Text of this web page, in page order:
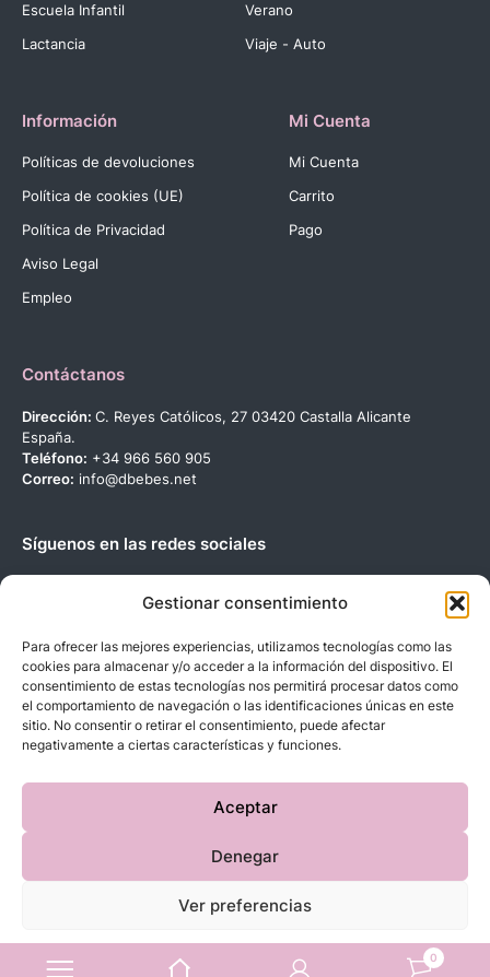
Gestionar consentimiento
Para ofrecer las mejores experiencias, utilizamos tecnologías como las
cookies para almacenar y/o acceder a la información del dispositivo. El
consentimiento de estas tecnologías nos permitirá procesar datos como
el comportamiento de navegación o las identificaciones únicas en este
sitio. No consentir o retirar el consentimiento, puede afectar
negativamente a ciertas características y funciones.
Aceptar
Denegar
Ver preferencias
Política de cookies Política de Privacidad Aviso Legal
Escuela Infantil
Lactancia
Verano
Viaje - Auto
Información
Políticas de devoluciones
Política de cookies (UE)
Política de Privacidad
Aviso Legal
Empleo
Mi Cuenta
Mi Cuenta
Carrito
Pago
Contáctanos
Dirección: C. Reyes Católicos, 27 03420 Castalla Alicante
España.
Teléfono: +34 966 560 905
Correo: info@dbebes.net
Síguenos en las redes sociales
Copyright © 2023 D’BeBe’S. Todos los derechos reservados.
0